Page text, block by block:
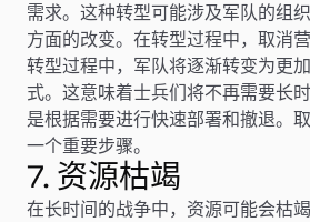
需求。这种转型可能涉及军队的组
方面的改变。在转型过程中，取消
转型过程中，军队将逐渐转变为更
式。这意味着士兵们将不再需要长
是根据需要进行快速部署和撤退。
一个重要步骤。
7. 资源枯竭
在长时间的战争中，资源可能会枯